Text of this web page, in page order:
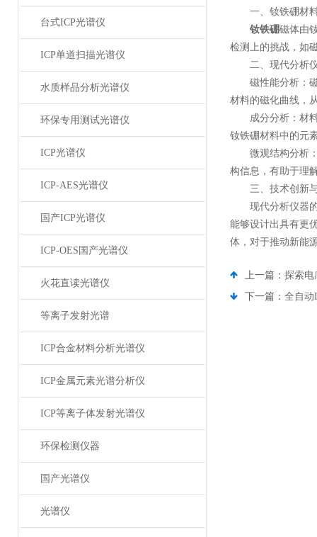
台式ICP光谱仪
ICP单道扫描光谱仪
水质样品分析光谱仪
环保专用测试光谱仪
ICP光谱仪
ICP-AES光谱仪
国产ICP光谱仪
ICP-OES国产光谱仪
火花直读光谱仪
等离子发射光谱
ICP合金材料分析光谱仪
ICP金属元素光谱分析仪
ICP等离子体发射光谱仪
环保检测仪器
国产光谱仪
光谱仪
一、钕铁硼材料
钕铁硼磁体由
检测上的挑战，如
二、现代分析仪
磁性能分析：磁
材料的磁化曲线，
成分分析：材料
钕铁硼材料中的元
微观结构分析：
构信息，有助于理
三、技术创新与
现代分析仪器的
能够设计出具有更
体，对于推动新能
上一篇： 探索电
下一篇： 全自动